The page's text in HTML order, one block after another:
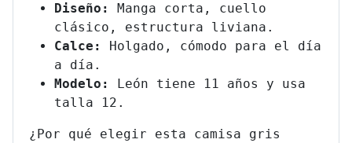
Diseño: Manga corta, cuello
clásico, estructura liviana.
Calce: Holgado, cómodo para el día
a día.
Modelo:
León tiene 11 años y usa
talla 12.
¿Por qué elegir esta camisa gris